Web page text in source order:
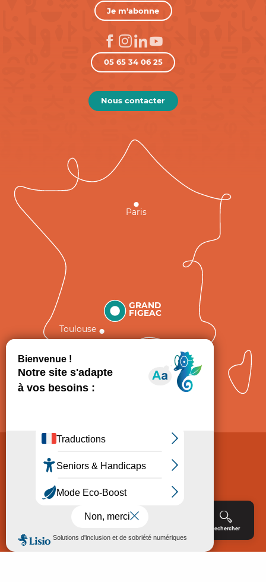
Rechercher
Je m'abonne
05 65 34 06 25
Nous contacter
GRAND
FIGEAC
Toulouse
Paris
Politique de Protection des données
Consentement
Accessibilité : non conforme